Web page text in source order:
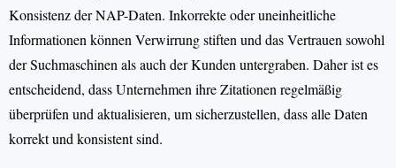
Konsistenz der NAP-Daten. Inkorrekte oder uneinheitliche
Informationen können Verwirrung stiften und das Vertrauen sowohl
der Suchmaschinen als auch der Kunden untergraben. Daher ist es
entscheidend, dass Unternehmen ihre Zitationen regelmäßig
überprüfen und aktualisieren, um sicherzustellen, dass alle Daten
korrekt und konsistent sind.